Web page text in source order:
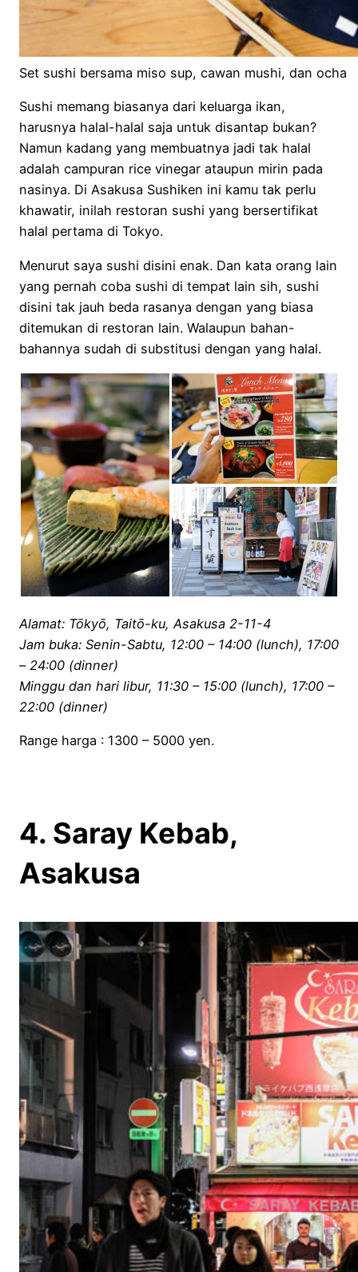
Set sushi bersama miso sup, cawan mushi, dan ocha
Sushi memang biasanya dari keluarga ikan,
harusnya halal-halal saja untuk disantap bukan?
Namun kadang yang membuatnya jadi tak halal
adalah campuran rice vinegar ataupun mirin pada
nasinya. Di Asakusa Sushiken ini kamu tak perlu
khawatir, inilah restoran sushi yang bersertifikat
halal pertama di Tokyo.
Menurut saya sushi disini enak. Dan kata orang lain
yang pernah coba sushi di tempat lain sih, sushi
disini tak jauh beda rasanya dengan yang biasa
ditemukan di restoran lain. Walaupun bahan-
bahannya sudah di substitusi dengan yang halal.
Alamat: Tōkyō, Taitō-ku, Asakusa 2-11-4
Jam buka: Senin-Sabtu, 12:00 – 14:00 (lunch), 17:00
– 24:00 (dinner)
Minggu dan hari libur, 11:30 – 15:00 (lunch), 17:00 –
22:00 (dinner)
Range harga : 1300 – 5000 yen.
4. Saray Kebab,
Asakusa